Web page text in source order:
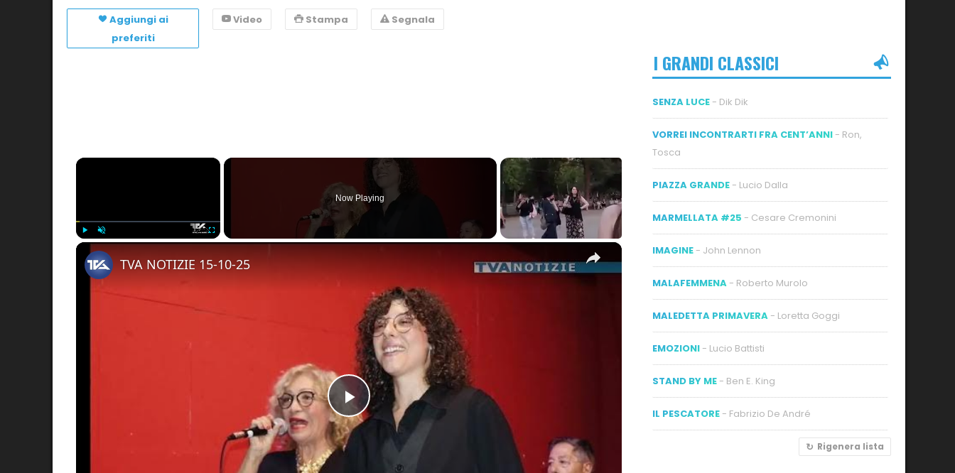
Aggiungi ai
preferiti
Video Stampa Segnala
×
Play Unmute Fullscreen
Now Playing
×
Play
Video
TVA NOTIZIE 15-10-25
I GRANDI CLASSICI
SENZA LUCE - Dik Dik
VORREI INCONTRARTI FRA CENT’ANNI - Ron,
Tosca
PIAZZA GRANDE - Lucio Dalla
MARMELLATA #25 - Cesare Cremonini
IMAGINE - John Lennon
MALAFEMMENA - Roberto Murolo
MALEDETTA PRIMAVERA - Loretta Goggi
EMOZIONI - Lucio Battisti
STAND BY ME - Ben E. King
IL PESCATORE - Fabrizio De André
Rigenera lista